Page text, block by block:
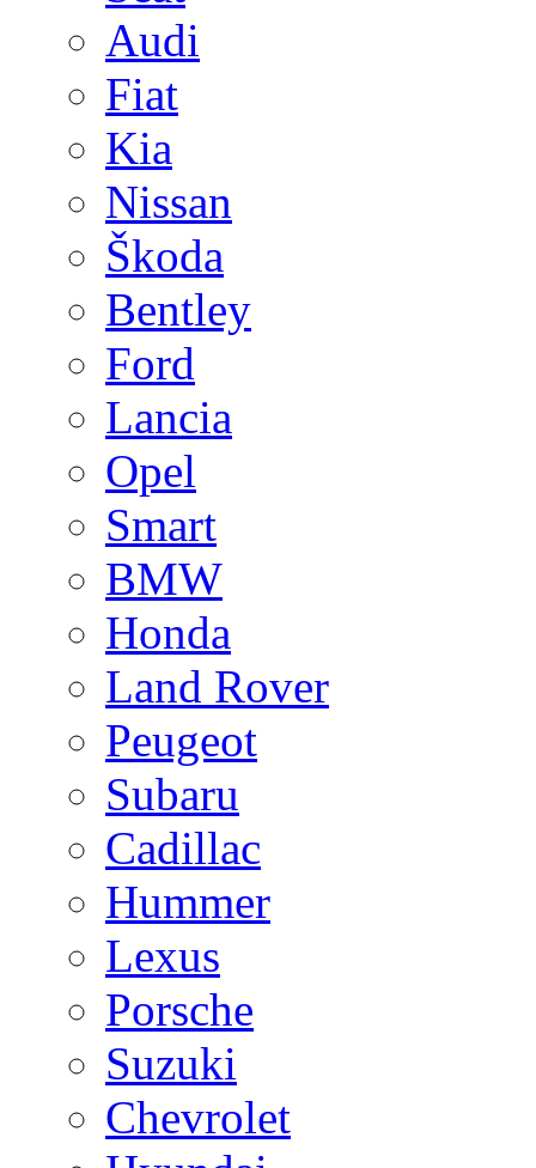
Audi
Fiat
Kia
Nissan
Škoda
Bentley
Ford
Lancia
Opel
Smart
BMW
Honda
Land Rover
Peugeot
Subaru
Cadillac
Hummer
Lexus
Porsche
Suzuki
Chevrolet